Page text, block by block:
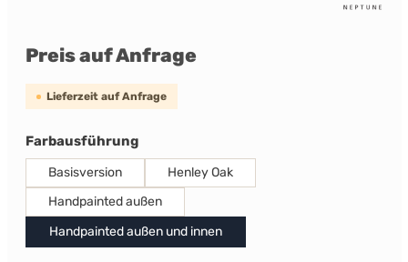
Preis auf Anfrage
Lieferzeit auf Anfrage
Farbausführungauswählen
Basisversion
Henley Oak
Handpainted außen
Handpainted außen und innen